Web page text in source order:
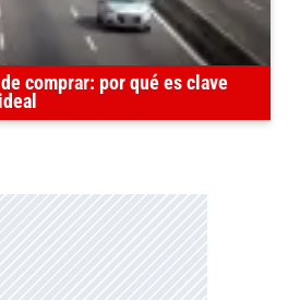
comprar: por qué es clave